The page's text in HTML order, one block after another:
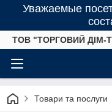
Уважаемые
ТОВ "ТОРГОВИЙ ДІМ-
Товари та послуги